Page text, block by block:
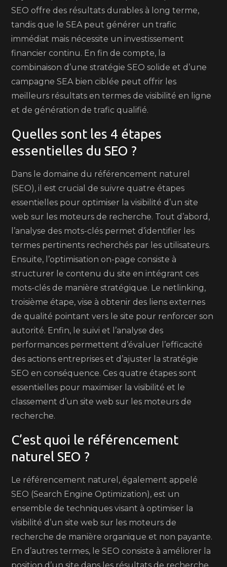
SEO offre des résultats durables à long terme,
tandis que le SEA peut générer un trafic
immédiat mais nécessite un investissement
financier continu. En fin de compte, la
combinaison d’une stratégie SEO solide et d’une
campagne SEA bien ciblée peut offrir les
meilleurs résultats en termes de visibilité en ligne
et de génération de trafic qualifié.
Quelles sont les 4 étapes
essentielles du SEO ?
Dans le domaine du référencement naturel
(SEO), il est crucial de suivre quatre étapes
essentielles pour optimiser la visibilité d’un site
web sur les moteurs de recherche. Tout d’abord,
l’analyse des mots-clés permet d’identifier les
termes pertinents recherchés par les utilisateurs.
Ensuite, l’optimisation on-page consiste à
structurer le contenu du site en intégrant ces
mots-clés de manière stratégique. Le netlinking,
troisième étape, vise à obtenir des liens externes
de qualité pointant vers le site pour renforcer son
autorité. Enfin, le suivi et l’analyse des
performances permettent d’évaluer l’efficacité
des actions entreprises et d’ajuster la stratégie
SEO en conséquence. Ces quatre étapes sont
essentielles pour maximiser la visibilité et le
classement d’un site web sur les moteurs de
recherche.
C’est quoi le référencement
naturel SEO ?
Le référencement naturel, également appelé
SEO (Search Engine Optimization), est un
ensemble de techniques visant à optimiser la
visibilité d’un site web sur les moteurs de
recherche de manière organique et non payante.
En d’autres termes, le SEO consiste à améliorer la